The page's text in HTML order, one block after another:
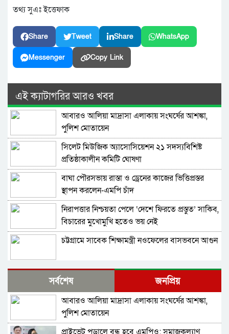
তথ্য সুএঃ ইত্তেফাক
Share Tweet Share WhatsApp
Messenger Copy Link
এই ক্যাটাগরির আরও খবর
আবারও আলিয়া মাদ্রাসা এলাকায় সংঘর্ষের আশঙ্কা,
পুলিশ মোতায়েন
সিলেট মিউজিক অ্যাসোসিয়েশন ২১ সদস্যবিশিষ্ট
প্রতিষ্ঠাকালীন কমিটি ঘোষণা
বাঘা পৌরসভায় রাস্তা ও ড্রেনের কাজের ভিত্তিপ্রস্তর
স্থাপন করলেন-এমপি চাঁদ
নিরাপত্তার নিশ্চয়তা পেলে ‘দেশে ফিরতে প্রস্তুত’ সাকিব,
বিচারের মুখোমুখি হতেও ভয় নেই
চট্টগ্রামে সাবেক শিক্ষামন্ত্রী নওফেলের বাসভবনে আগুন
বগুড়ায় ও সিলেটে দুই ঘণ্টার ব্যবধানে সড়ক দুর্ঘটনায়
শিশুসহ প্রাণ গেল ১৫ জনের
ঢাকায় বাসভবনে অগ্নিকাণ্ড, স্ত্রীসহ হাসপাতালে ভর্তি
পাকিস্তান হাইকমিশনার
সর্বশেষ জনপ্রিয়
আবারও আলিয়া মাদ্রাসা এলাকায় সংঘর্ষের আশঙ্কা,
পুলিশ মোতায়েন